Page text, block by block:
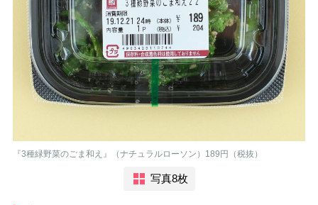
『3種緑野菜のごま和え』（ナチュラルローソン）189円（税抜）
写真8枚